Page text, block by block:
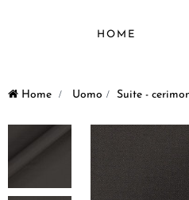
HOME
Home > Uomo > Suite -